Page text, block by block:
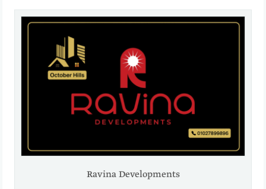
Ravina Developments